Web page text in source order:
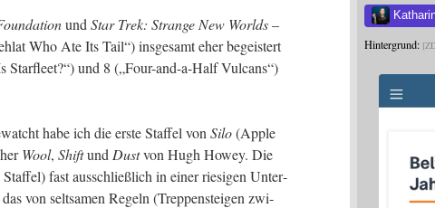
und Star Trek: Stran­ge New Worlds–
Who Ate Its Tail“) ins­ge­samt eher begeis­tert
Star­fleet?“) und 8 („Four-and-a-Half Vul­cans“)
habe ich die ers­te Staf­fel von Silo(Apple
Wool, Shiftund Dustvon Hugh How­ey. Die
fast aus­schließ­lich in einer rie­si­gen Unter­
von selt­sa­men Regeln (Trep­pen­stei­gen zwi­
Hintergrund: